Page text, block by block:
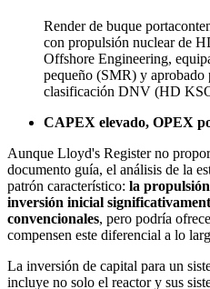
Render de buque
con propulsión nuclear de
Offshore Engineering,
pequeño (SMR) y aprobado
clasificación DNV (HD
CAPEX elevado, OPEX
Aunque Lloyd's Register no
documento guía, el análisis de la
patrón característico: la
inversión inicial
convencionales, pero podría
compensen este diferencial a lo
La inversión de capital para un
incluye no solo el reactor y sus